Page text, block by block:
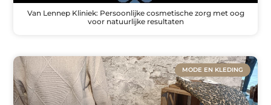
Van Lennep Kliniek: Persoonlijke cosmetische zorg met oog
voor natuurlijke resultaten
MODE EN KLEDING